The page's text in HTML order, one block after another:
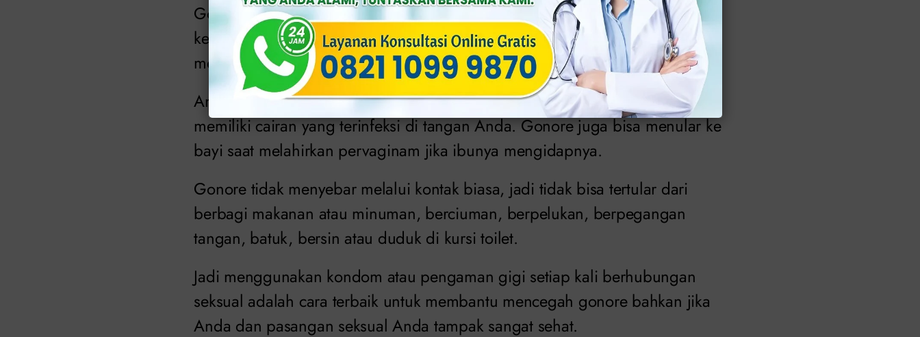
Gonore menyebar ketika air mani dan cairan vagina masuk ke dalam alat
kelamin, anus atau mulut. Cara utama orang terkena gonore adalah dari
melakukan hubungan seks vaginal, seks anal atau seks oral.
Anda juga bisa terkena gonore dengan menyentuh mata Anda jika Anda
memiliki cairan yang terinfeksi di tangan Anda. Gonore juga bisa menular ke
bayi saat melahirkan pervaginam jika ibunya mengidapnya.
Gonore tidak menyebar melalui kontak biasa, jadi tidak bisa tertular dari
berbagi makanan atau minuman, berciuman, berpelukan, berpegangan
tangan, batuk, bersin atau duduk di kursi toilet.
Jadi menggunakan kondom atau pengaman gigi setiap kali berhubungan
seksual adalah cara terbaik untuk membantu mencegah gonore bahkan jika
Anda dan pasangan seksual Anda tampak sangat sehat.